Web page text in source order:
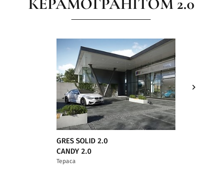
КЕРАМОГРАНІТОМ 2.0
GRES SOLID 2.0
CANDY 2.0
Тераса